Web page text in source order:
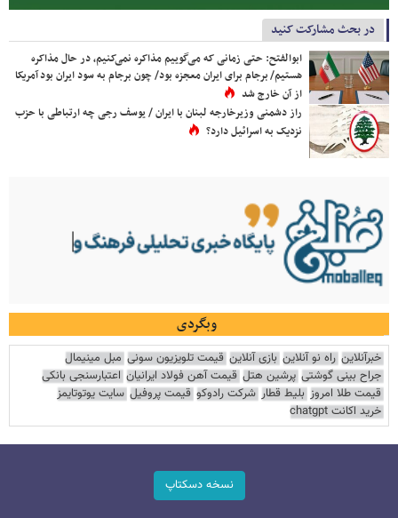
در بحث مشارکت کنید
ابوالفتح: حتی زمانی که می‌گوییم مذاکره نمی‌کنیم، در حال مذاکره
هستیم/ برجام برای ایران معجزه بود/ چون برجام به سود ایران بود آمریکا
از آن خارج شد
راز دشمنی وزیرخارجه لبنان با ایران / یوسف رجی چه ارتباطی با حزب
نزدیک به اسرائیل دارد؟
وبگردی
خبرآنلاین راه نو آنلاین بازی آنلاین قیمت تلویزیون سونی مبل مینیمال
جراح بینی گوشتی پرشین هتل قیمت آهن فولاد ایرانیان اعتبارسنجی بانکی
قیمت طلا امروز بلیط قطار شرکت رادوکو قیمت پروفیل سایت یوتوتایمز
خرید اکانت chatgpt
نسخه دسکتاپ